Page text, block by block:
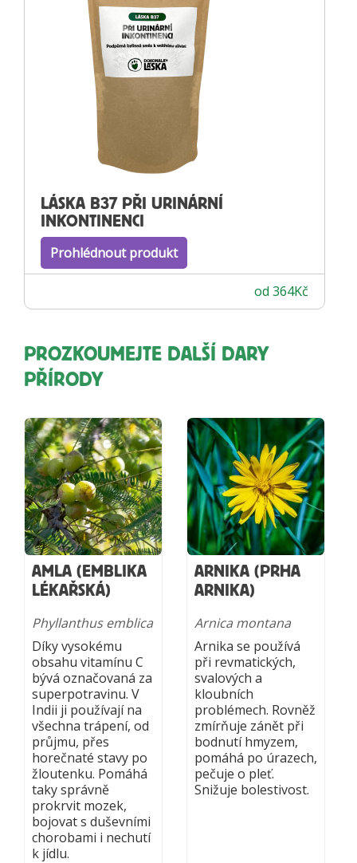
LÁSKA B37 PŘI URINÁRNÍ
INKONTINENCI
Prohlédnout produkt
od 364Kč
PROZKOUMEJTE DALŠÍ DARY
PŘÍRODY
AMLA (EMBLIKA
LÉKAŘSKÁ)
Phyllanthus emblica
Díky vysokému
obsahu vitamínu C
bývá označovaná za
superpotravinu. V
Indii ji používají na
všechna trápení, od
průjmu, přes
horečnaté stavy po
žloutenku. Pomáhá
taky správně
prokrvit mozek,
bojovat s duševními
chorobami i nechutí
k jídlu.
ARNIKA (PRHA
ARNIKA)
Arnica montana
Arnika se používá
při revmatických,
svalových a
kloubních
problémech. Rovněž
zmírňuje zánět při
bodnutí hmyzem,
pomáhá po úrazech,
pečuje o pleť.
Snižuje bolestivost.